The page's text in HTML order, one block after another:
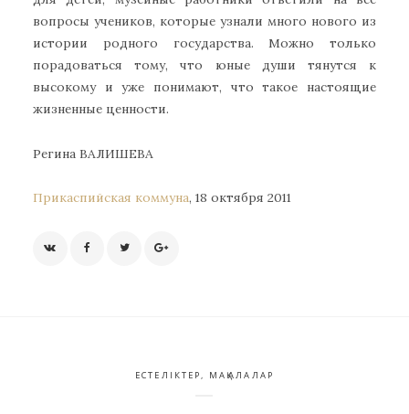
вопросы учеников, которые узнали много нового из
истории родного государства. Можно только
порадоваться тому, что юные души тянутся к
высокому и уже понимают, что такое настоящие
жизненные ценности.
Регина ВАЛИШЕВА
Прикаспийская коммуна, 18 октября 2011
ЕСТЕЛІКТЕР, МАҚАЛАЛАР